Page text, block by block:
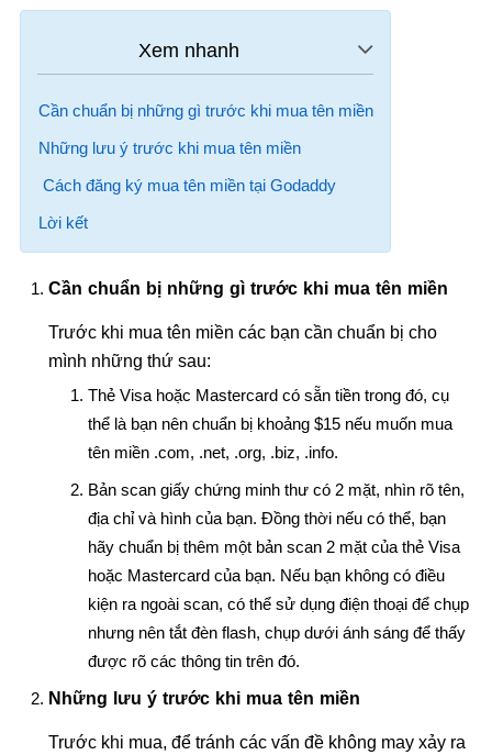
Cần chuẩn bị những gì trước khi mua tên miền
Những lưu ý trước khi mua tên miền
Cách đăng ký mua tên miền tại Godaddy
Lời kết
Cần chuẩn bị những gì trước khi mua tên miền
Trước khi mua tên miền các bạn cần chuẩn bị cho
mình những thứ sau:
Thẻ Visa hoặc Mastercard có sẵn tiền trong đó, cụ
thể là bạn nên chuẩn bị khoảng $15 nếu muốn mua
tên miền .com, .net, .org, .biz, .info.
Bản scan giấy chứng minh thư có 2 mặt, nhìn rõ tên,
địa chỉ và hình của bạn. Đồng thời nếu có thể, bạn
hãy chuẩn bị thêm một bản scan 2 mặt của thẻ Visa
hoặc Mastercard của bạn. Nếu bạn không có điều
kiện ra ngoài scan, có thể sử dụng điện thoại để chụp
nhưng nên tắt đèn flash, chụp dưới ánh sáng để thấy
được rõ các thông tin trên đó.
Những lưu ý trước khi mua tên miền
Trước khi mua, để tránh các vấn đề không may xảy ra